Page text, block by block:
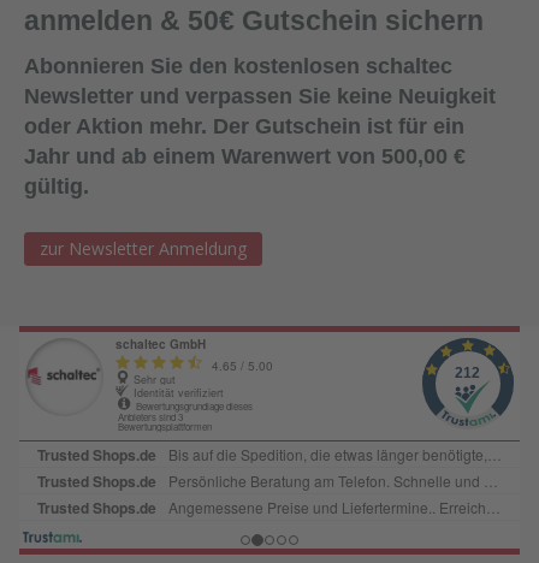
anmelden & 50€ Gutschein sichern
Abonnieren Sie den kostenlosen schaltec
Newsletter und verpassen Sie keine Neuigkeit
oder Aktion mehr. Der Gutschein ist für ein
Jahr und ab einem Warenwert von 500,00 €
gültig.
zur Newsletter Anmeldung